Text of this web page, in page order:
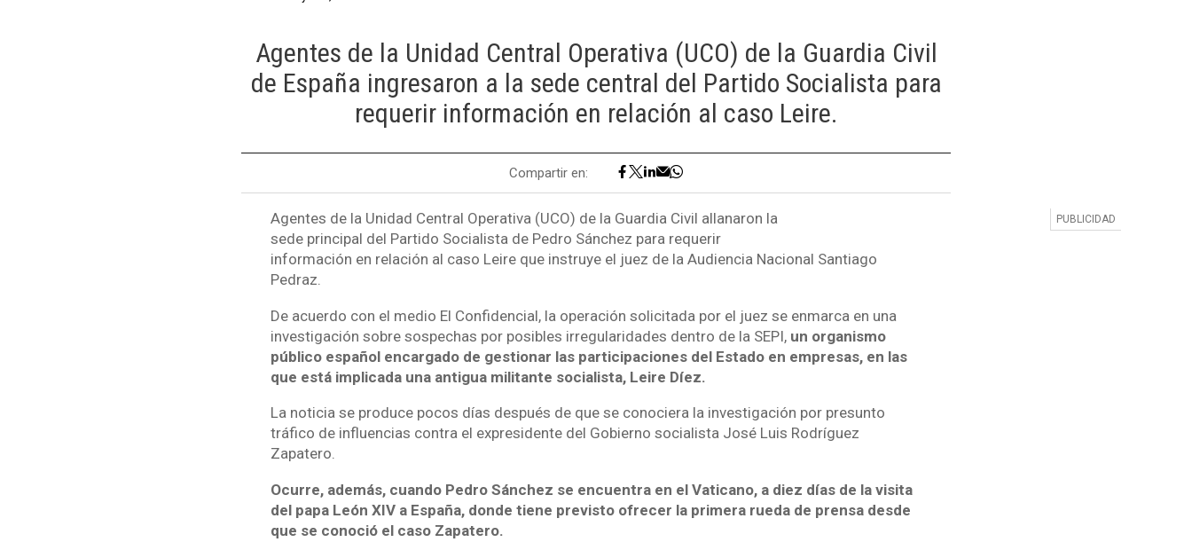
Agentes de la Unidad Central Operativa (UCO) de la Guardia Civil
de España ingresaron a la sede central del Partido Socialista para
requerir información en relación al caso Leire.
Compartir en:
Agentes de la Unidad Central Operativa (UCO) de la Guardia Civil allanaron la
sede principal del Partido Socialista de Pedro Sánchez para requerir
información en relación al caso Leire que instruye el juez de la Audiencia Nacional Santiago
Pedraz.
De acuerdo con el medio El Confidencial, la operación solicitada por el juez se enmarca en una
investigación sobre sospechas por posibles irregularidades dentro de la SEPI, un organismo
público español encargado de gestionar las participaciones del Estado en empresas, en las
que está implicada una antigua militante socialista, Leire Díez.
La noticia se produce pocos días después de que se conociera la investigación por presunto
tráfico de influencias contra el expresidente del Gobierno socialista José Luis Rodríguez
Zapatero.
Ocurre, además, cuando Pedro Sánchez se encuentra en el Vaticano, a diez días de la visita
del papa León XIV a España, donde tiene previsto ofrecer la primera rueda de prensa desde
que se conoció el caso Zapatero.